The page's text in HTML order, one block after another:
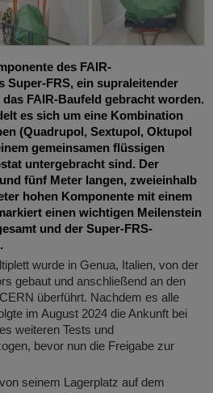
des FAIR-
Super-FRS, ein supraleitender
FAIR-Baufeld gebracht worden.
es sich um eine Kombination
(Quadrupol, Sextupol, Oktupol
gemeinsamen flüssigen
untergebracht sind. Der
fünf Meter langen, zweieinhalb
hohen Komponente mit einem
einen wichtigen Meilenstein
und der Super-FRS-
wurde in Genua, Italien, von der
gebaut und anschließend an den
überführt. Nachdem es alle
im August 2024 die Ankunft bei
weiteren Tests und
bevor nun die Freigabe zur
seinem Lagerplatz auf dem